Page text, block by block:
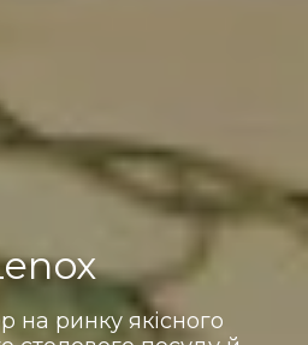
на ринку якісного